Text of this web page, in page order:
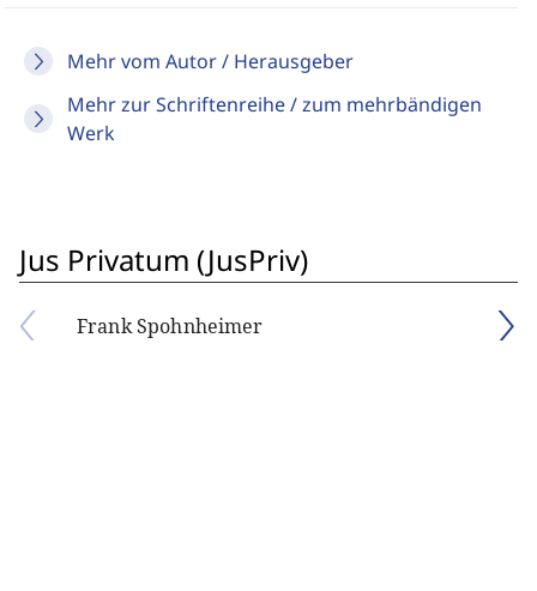
Mehr vom Autor / Herausgeber
Mehr zur Schriftenreihe / zum mehrbändigen
Werk
Jus Privatum (JusPriv)
Frank Spohnheimer